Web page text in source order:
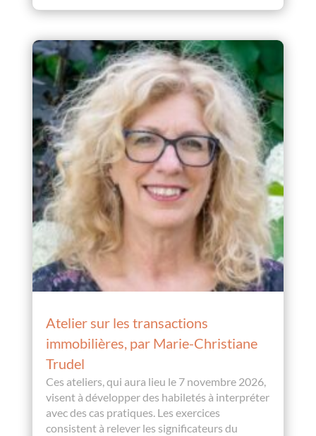
Atelier sur les transactions
immobilières, par Marie-Christiane
Trudel
Ces ateliers, qui aura lieu le 7 novembre 2026,
visent à développer des habiletés à interpréter
avec des cas pratiques. Les exercices
consistent à relever les significateurs du